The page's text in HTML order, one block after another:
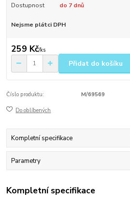
Dostupnost do 7 dnů
Nejsme plátci DPH
259 Kč/ks
Přidat do košíku
Číslo produktu: M/69569
Do oblíbených
Kompletní specifikace
Parametry
Kompletní specifikace